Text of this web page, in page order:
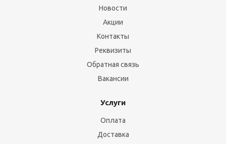
Новости
Акции
Контакты
Реквизиты
Обратная связь
Вакансии
Услуги
Оплата
Доставка